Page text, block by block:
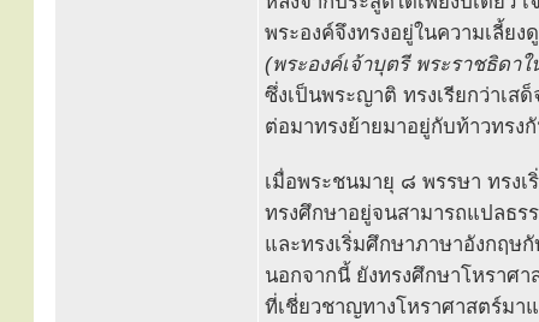
พระองค์จึงทรงอยู่ในความเลี้ย
(พระองค์เจ้าบุตรี พระราชธิดา
ซึ่งเป็นพระญาติ ทรงเรียกว่าเส
ต่อมาทรงย้ายมาอยู่กับท้าวทรง
เมื่อพระชนมายุ ๘ พรรษา ทรง
ทรงศึกษาอยู่จนสามารถแปลธร
และทรงเริ่มศึกษาภาษาอังกฤษ
นอกจากนี้ ยังทรงศึกษาโหราศา
ที่เชี่ยวชาญทางโหราศาสตร์มา